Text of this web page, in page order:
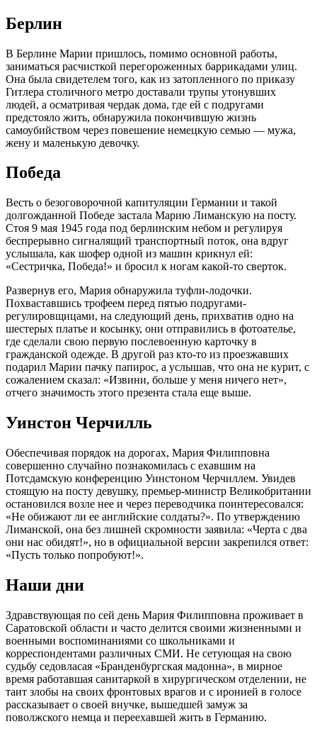
Берлин
В Берлине Марии пришлось, помимо основной работы,
заниматься расчисткой перегороженных баррикадами улиц.
Она была свидетелем того, как из затопленного по приказу
Гитлера столичного метро доставали трупы утонувших
людей, а осматривая чердак дома, где ей с подругами
предстояло жить, обнаружила покончившую жизнь
самоубийством через повешение немецкую семью — мужа,
жену и маленькую девочку.
Победа
Весть о безоговорочной капитуляции Германии и такой
долгожданной Победе застала Марию Лиманскую на посту.
Стоя 9 мая 1945 года под берлинским небом и регулируя
беспрерывно сигналящий транспортный поток, она вдруг
услышала, как шофер одной из машин крикнул ей:
«Сестричка, Победа!» и бросил к ногам какой-то сверток.
Развернув его, Мария обнаружила туфли-лодочки.
Похваставшись трофеем перед пятью подругами-
регулировщицами, на следующий день, прихватив одно на
шестерых платье и косынку, они отправились в фотоателье,
где сделали свою первую послевоенную карточку в
гражданской одежде. В другой раз кто-то из проезжавших
подарил Марии пачку папирос, а услышав, что она не курит, с
сожалением сказал: «Извини, больше у меня ничего нет»,
отчего значимость этого презента стала еще выше.
Уинстон Черчилль
Обеспечивая порядок на дорогах, Мария Филипповна
совершенно случайно познакомилась с ехавшим на
Потсдамскую конференцию Уинстоном Черчиллем. Увидев
стоящую на посту девушку, премьер-министр Великобритании
остановился возле нее и через переводчика поинтересовался:
«Не обижают ли ее английские солдаты?». По утверждению
Лиманской, она без лишней скромности заявила: «Черта с два
они нас обидят!», но в официальной версии закрепился ответ:
«Пусть только попробуют!».
Наши дни
Здравствующая по сей день Мария Филипповна проживает в
Саратовской области и часто делится своими жизненными и
военными воспоминаниями со школьниками и
корреспондентами различных СМИ. Не сетующая на свою
судьбу седовласая «Бранденбургская мадонна», в мирное
время работавшая санитаркой в хирургическом отделении, не
таит злобы на своих фронтовых врагов и с иронией в голосе
рассказывает о своей внучке, вышедшей замуж за
поволжского немца и переехавшей жить в Германию.